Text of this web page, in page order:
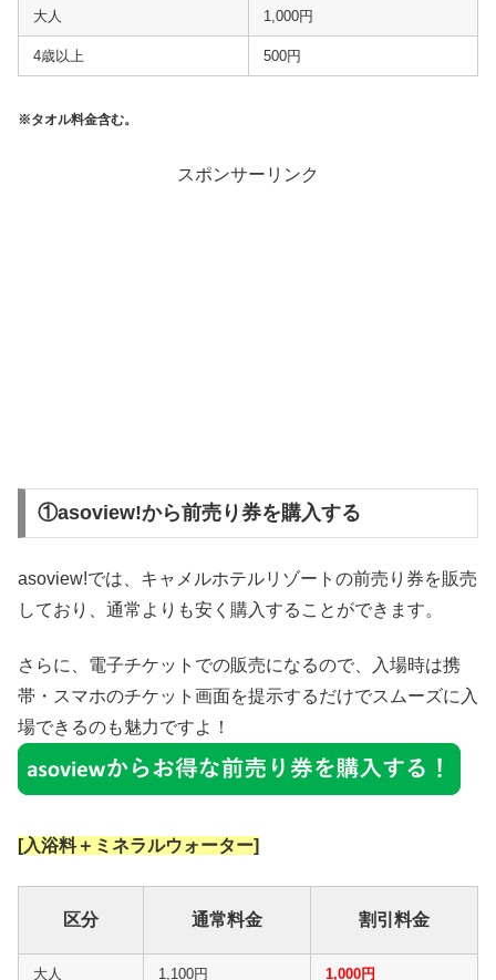
大人 1,000円
4歳以上 500円
※タオル料金含む。
スポンサーリンク
①asoview!から前売り券を購入する
asoview!では、キャメルホテルリゾートの前売り券を販売
しており、通常よりも安く購入することができます。
さらに、電子チケットでの販売になるので、入場時は携
帯・スマホのチケット画面を提示するだけでスムーズに入
場できるのも魅力ですよ！
[入浴料＋ミネラルウォーター]
区分 通常料金 割引料金
大人 1,100円 1,000円